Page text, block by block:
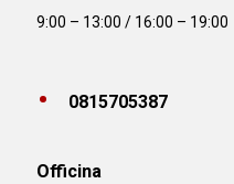
9:00 – 13:00 / 16:00 – 19:00
0815705387
Officina